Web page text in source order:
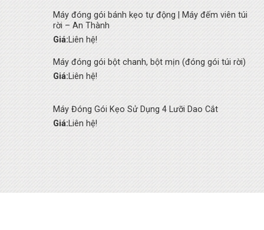
Máy đóng gói bánh kẹo tự động | Máy đếm viên túi
rời – An Thành
Giá:Liên hệ!
Máy đóng gói bột chanh, bột mịn (đóng gói túi rời)
Giá:Liên hệ!
Máy Đóng Gói Kẹo Sử Dụng 4 Lưỡi Dao Cắt
Giá:Liên hệ!